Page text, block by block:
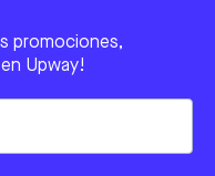
promociones,
Upway!